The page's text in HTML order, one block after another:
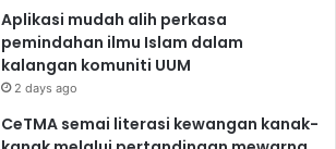
Aplikasi mudah alih perkasa
pemindahan ilmu Islam dalam
kalangan komuniti UUM
2 days ago
CeTMA semai literasi kewangan kanak-